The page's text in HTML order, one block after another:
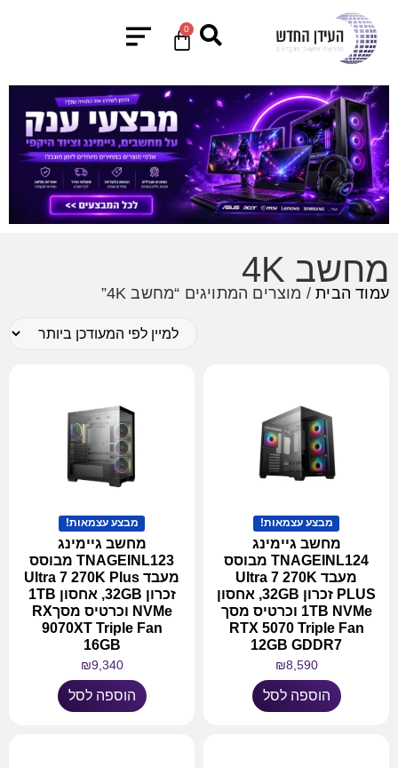
0
מחשב 4K
עמוד הבית/ מוצרים המתויגים “מחשב 4K”
מבצע עצמאות!
מחשב גיימינג
TNAGEINL124 מבוסס
מעבד Ultra 7 270K
PLUS זכרון 32GB, אחסון
1TB NVMe וכרטיס מסך
RTX 5070 Triple Fan
12GB GDDR7
₪8,590
הוספה לסל
מבצע עצמאות!
מחשב גיימינג
TNAGEINL123 מבוסס
מעבד Ultra 7 270K Plus
זכרון 32GB, אחסון 1TB
NVMe וכרטיס מסךRX
9070XT Triple Fan
16GB
₪9,340
הוספה לסל